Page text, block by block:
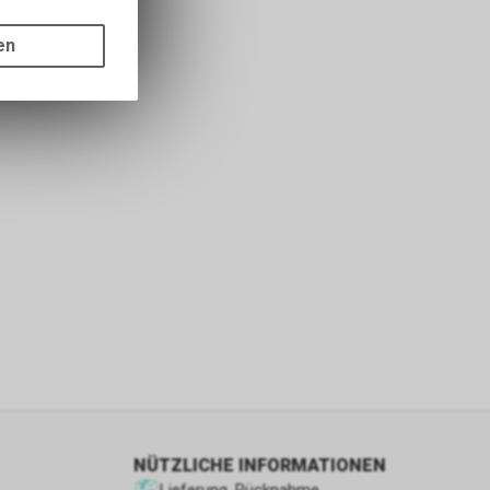
NÜTZLICHE INFORMATIONEN
wie die
die
zu